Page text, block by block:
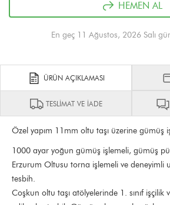
HEMEN AL
En geç 11 Ağustos, 2026 Salı
ÜRÜN AÇIKLAMASI
TESLİMAT VE İADE
Özel yapım 11mm oltu taşı üzerine gümüş
1000 ayar yoğun gümüş işlemeli, gümüş
Erzurum Oltusu torna işlemeli ve deneyimli
tesbih.
Coşkun oltu taşı atölyelerinde 1. sınıf işçilik